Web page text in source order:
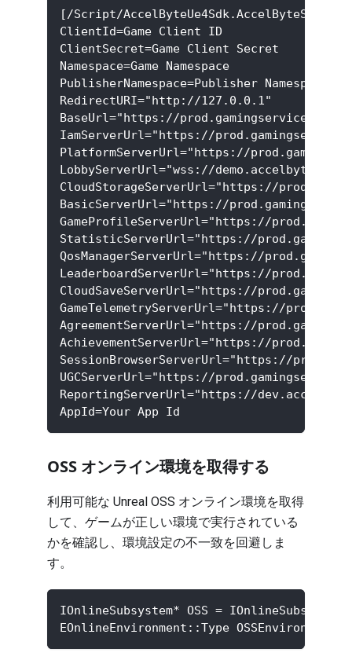
[/Script/
ClientId=Game Client ID
ClientSecret=Game Client Secret
Namespace=Game Namespace
PublisherNamespace=Publisher Namespace
RedirectURI="http://127.0.0.1"
BaseUrl="https://
IamServerUrl="https://
PlatformServerUrl="https://
LobbyServerUrl="wss://demo.accelbyte.io/
CloudStorageServerUrl="https://
BasicServerUrl="https://
GameProfileServerUrl="https://
StatisticServerUrl="https://
QosManagerServerUrl="https://
LeaderboardServerUrl="https://
CloudSaveServerUrl="https://
GameTelemetryServerUrl="https://
AgreementServerUrl="https://
AchievementServerUrl="https://
SessionBrowserServerUrl="https://
UGCServerUrl="https://
ReportingServerUrl="https://
AppId=Your App Id
OSS オンライン環境を取得する
利用可能な Unreal OSS オンライン環境を取得
して、ゲームが正しい環境で実行されている
かを確認し、環境設定の不一致を回避しま
す。
IOnlineSubsystem* OSS =
EOnlineEnvironment::Type OSSEnvironment